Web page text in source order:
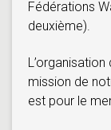
Fédérations
deuxième).
mission de
est pour le